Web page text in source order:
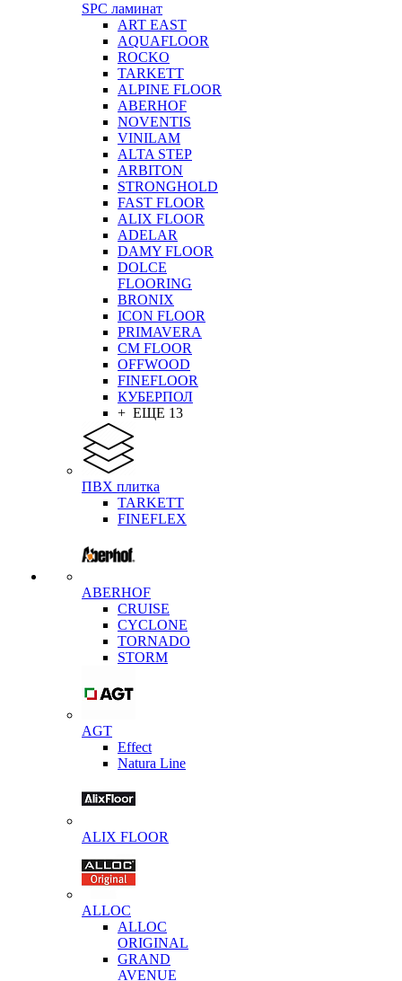
SPC ламинат
ART EAST
AQUAFLOOR
ROCKO
TARKETT
ALPINE FLOOR
ABERHOF
NOVENTIS
VINILAM
ALTA STEP
ARBITON
STRONGHOLD
FAST FLOOR
ALIX FLOOR
ADELAR
DAMY FLOOR
DOLCE
FLOORING
BRONIX
ICON FLOOR
PRIMAVERA
CM FLOOR
OFFWOOD
FINEFLOOR
КУБЕРПОЛ
+ ЕЩЕ 13
ПВХ плитка
TARKETT
FINEFLEX
ABERHOF
CRUISE
CYCLONE
TORNADO
STORM
AGT
Effect
Natura Line
ALIX FLOOR
ALLOC
ALLOC
ORIGINAL
GRAND
AVENUE